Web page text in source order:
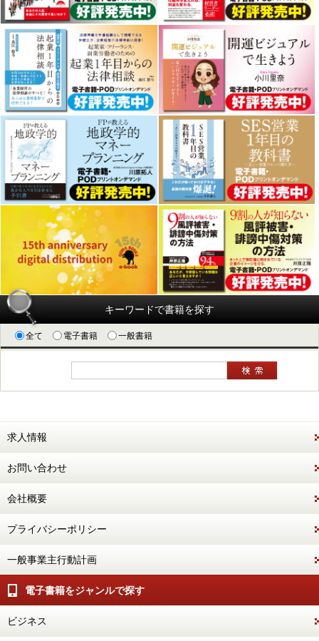
キーワードで書籍を探す
全て 電子書籍 一般書籍
求人情報
お問い合わせ
会社概要
プライバシーポリシー
一般事業主行動計画
電子書籍をジャンルで探す
ビジネス